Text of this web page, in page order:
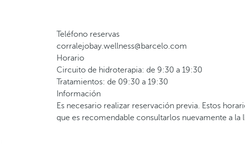
Teléfono reservas
corralejobay.wellness@barcelo.com
Horario
Circuito de hidroterapia: de 9:30 a 19:30
Tratamientos: de 09:30 a 19:30
Información
Es necesario realizar reservación previa. Estos
que es recomendable consultarlos nuevamente a la